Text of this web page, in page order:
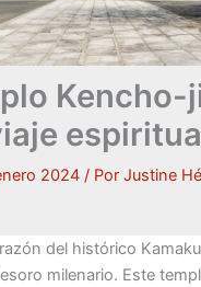
Kencho-
2024 / Por Justine
del histórico
milenario. Este